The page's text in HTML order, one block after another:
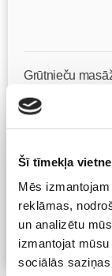
Šī tīmekļa
Mēs
reklāmas,
un analizētu
izmantojat
sociālās
Grūtnieču
Gerasimenko
Brīvo vietu